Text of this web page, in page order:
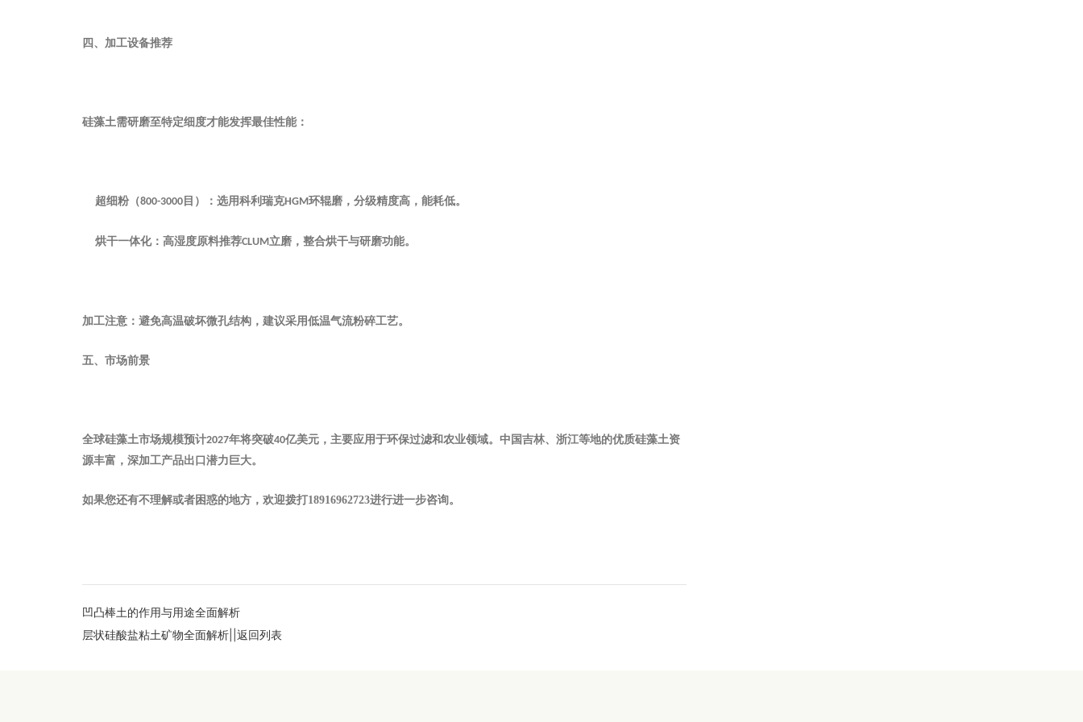
‌四、加工设备推荐‌
硅藻土需研磨至特定细度才能发挥最佳性能：
‌超细粉（800-3000 目）‌：选用科利瑞克‌HGM环辊磨‌，分级精度高，能耗低。
‌烘干一体化‌：高湿度原料推荐‌CLUM立磨‌，整合烘干与研磨功能。
‌加工注意‌：避免高温破坏微孔结构，建议采用低温气流粉碎工艺。
‌五、市场前景‌
全球硅藻土市场规模预计2027年将突破40亿美元，主要应用于环保过滤和农业领域。中国吉林、浙江等地的优质硅藻土资
源丰富，深加工产品出口潜力巨大。
如果您还有不理解或者困惑的地方，欢迎拨打18916962723进行进一步咨询。
凹凸棒土的作用与用途全面解析
层状硅酸盐粘土矿物全面解析 ||返回列表